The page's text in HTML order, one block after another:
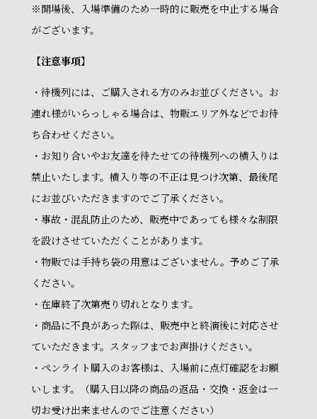
※開場後、入場準備のため一時的に販売を中止する場合
がございます。
【注意事項】
・待機列には、ご購入される方のみお並びください。お
連れ様がいらっしゃる場合は、物販エリア外などでお待
ち合わせください。
・お知り合いやお友達を待たせての待機列への横入りは
禁止いたします。横入り等の不正は見つけ次第、最後尾
にお並びいただきますのでご了承ください。
・事故・混乱防止のため、販売中であっても様々な制限
を設けさせていただくことがあります。
・物販では手持ち袋の用意はございません。予めご了承
ください。
・在庫終了次第売り切れとなります。
・商品に不良があった際は、販売中と終演後に対応させ
ていただきます。スタッフまでお声掛けください。
・ペンライト購入のお客様は、入場前に点灯確認をお願
いします。（購入日以降の商品の返品・交換・返金は一
切お受け出来ませんのでご注意ください）